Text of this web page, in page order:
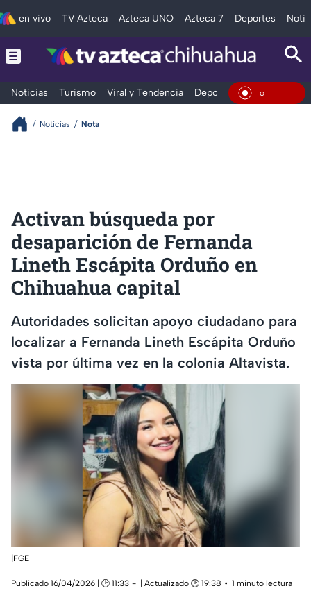
en vivo TV Azteca Azteca UNO Azteca 7 Deportes
Noticias Turismo Viral y Tendencia Deportes Espectáculos
En Vivo
Noticias Nota
Activan búsqueda por
desaparición de Fernanda
Lineth Escápita Orduño en
Chihuahua capital
Autoridades solicitan apoyo ciudadano para
localizar a Fernanda Lineth Escápita Orduño
vista por última vez en la colonia Altavista.
|FGE
Publicado 16/04/2026 | 🕑 11:33 | Actualizado 🕑 19:38
1 minuto lectura